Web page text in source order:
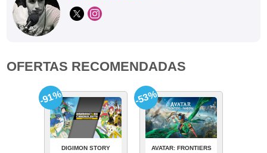
OFERTAS RECOMENDADAS
DIGIMON STORY
-91%
AVATAR: FRONTIERS
-53%